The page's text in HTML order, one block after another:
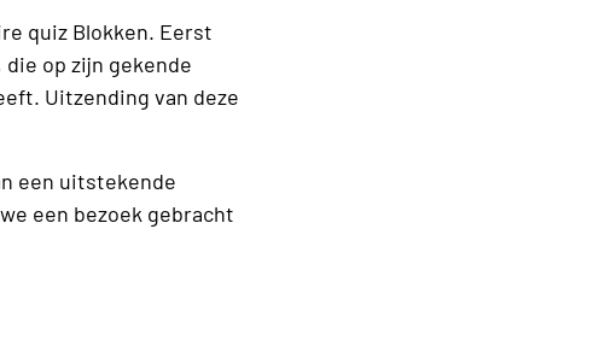
quiz Blokken. Eerst
op zijn gekende
Uitzending van deze
een uitstekende
een bezoek gebracht